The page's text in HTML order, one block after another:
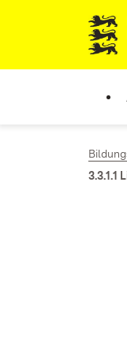
Zum Inhalt
3.3.1.1